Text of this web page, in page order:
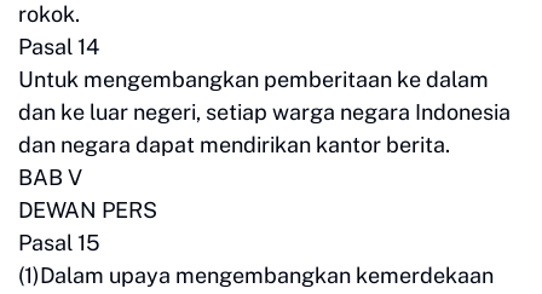
rokok.
Pasal 14
Untuk mengembangkan pemberitaan ke dalam
dan ke luar negeri, setiap warga negara Indonesia
dan negara dapat mendirikan kantor berita.
BAB V
DEWAN PERS
Pasal 15
(1)Dalam upaya mengembangkan kemerdekaan